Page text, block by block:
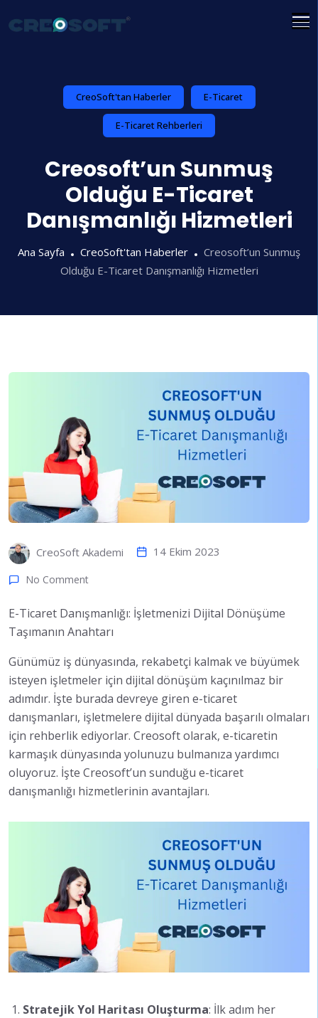
atla
CreoSoft'tan Haberler E-Ticaret
E-Ticaret Rehberleri
Creosoft’un Sunmuş
Olduğu E-Ticaret
Danışmanlığı Hizmetleri
Ana Sayfa CreoSoft'tan Haberler
Creosoft’un Sunmuş
Olduğu E-Ticaret Danışmanlığı Hizmetleri
CreoSoft Akademi 14 Ekim 2023
No Comment
E-Ticaret Danışmanlığı: İşletmenizi Dijital Dönüşüme
Taşımanın Anahtarı
Günümüz iş dünyasında, rekabetçi kalmak ve büyümek
isteyen işletmeler için dijital dönüşüm kaçınılmaz bir
adımdır. İşte burada devreye giren e-ticaret
danışmanları, işletmelere dijital dünyada başarılı olmaları
için rehberlik ediyorlar. Creosoft olarak, e-ticaretin
karmaşık dünyasında yolunuzu bulmanıza yardımcı
oluyoruz. İşte Creosoft’un sunduğu e-ticaret
danışmanlığı hizmetlerinin avantajları.
Stratejik Yol Haritası Oluşturma: İlk adım her